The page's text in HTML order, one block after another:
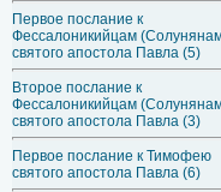
Первое послание к
Фессалоникийцам
святого апостола Павла (5)
Второе послание к
Фессалоникийцам
святого апостола Павла (3)
Первое послание к Тимофею
святого апостола Павла (6)